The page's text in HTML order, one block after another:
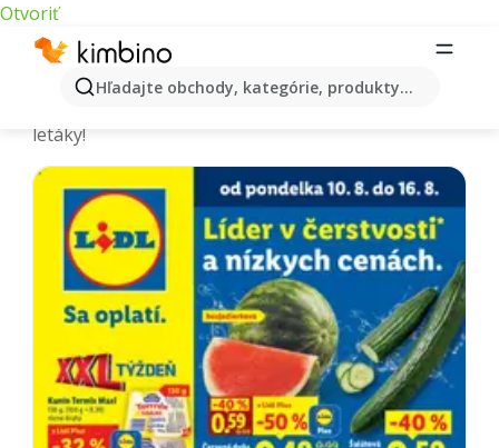
Otvoriť
Hľadajte obchody, kategórie, produkty...
Bardejov - Aktuálne letáky a katalógy
letáky!